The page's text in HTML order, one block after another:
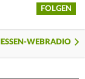
FOLGEN
WEBRADIO